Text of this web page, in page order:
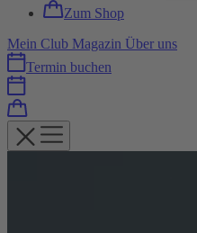
Zum Shop
Mein Club Magazin Über uns
Termin buchen